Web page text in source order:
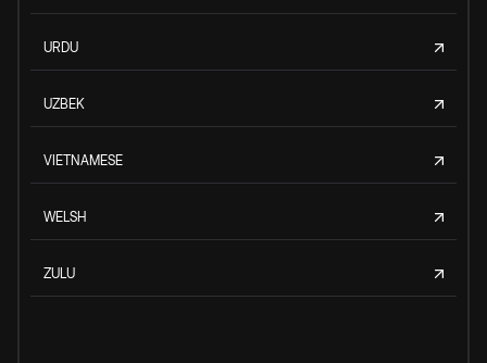
URDU
UZBEK
VIETNAMESE
WELSH
ZULU